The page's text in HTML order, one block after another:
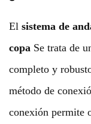
El sistema de
copa Se trata de
completo y
método de
conexión permite